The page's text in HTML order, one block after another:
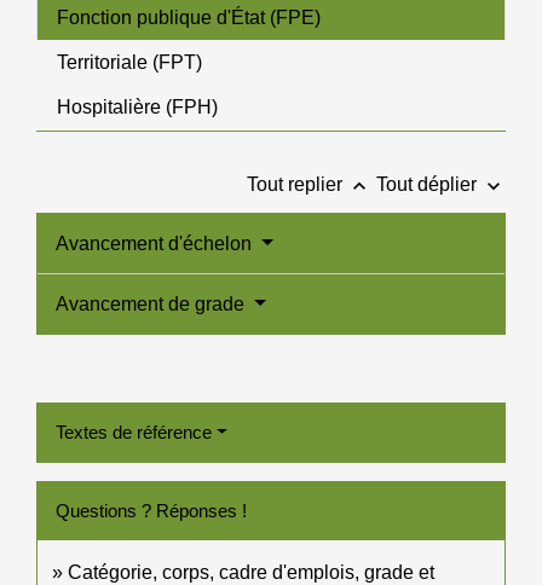
Fonction publique d'État (FPE)
Territoriale (FPT)
Hospitalière (FPH)
Tout replier keyboard_arrow_up Tout déplier keyboard_arrow_down
Avancement d'échelon
Avancement de grade
Textes de référence
Questions ? Réponses !
Catégorie, corps, cadre d'emplois, grade et